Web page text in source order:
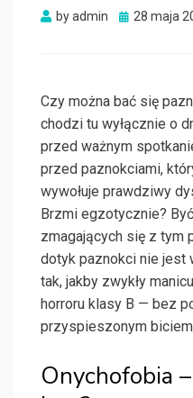
byadmin
Posted
28 maja
Czy można bać się
chodzi tu wyłącznie o
przed ważnym
przed paznokciami,
wywołuje prawdziwy
Brzmi egzotycznie?
zmagających się z tym
dotyk paznokci nie jest
tak, jakby zwykły
horroru klasy B — bez
przyspieszonym
Onychofobia